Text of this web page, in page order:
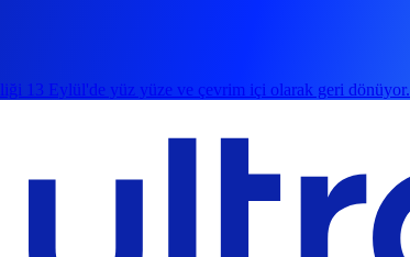
13 Eylül'de yüz yüze ve çevrim içi olarak geri dönüyor.